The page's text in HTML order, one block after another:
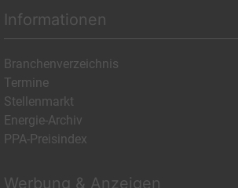
Informationen
Branchenverzeichnis
Termine
Stellenmarkt
Energie-Archiv
PPA-Preisindex
Werbung & Anzeigen